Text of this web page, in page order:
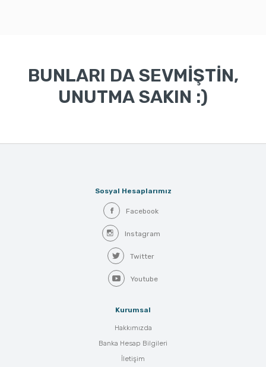
BUNLARI DA SEVMİŞTİN,
UNUTMA SAKIN :)
Sosyal Hesaplarımız
Facebook
Instagram
Twitter
Youtube
Kurumsal
Hakkımızda
Banka Hesap Bilgileri
İletişim